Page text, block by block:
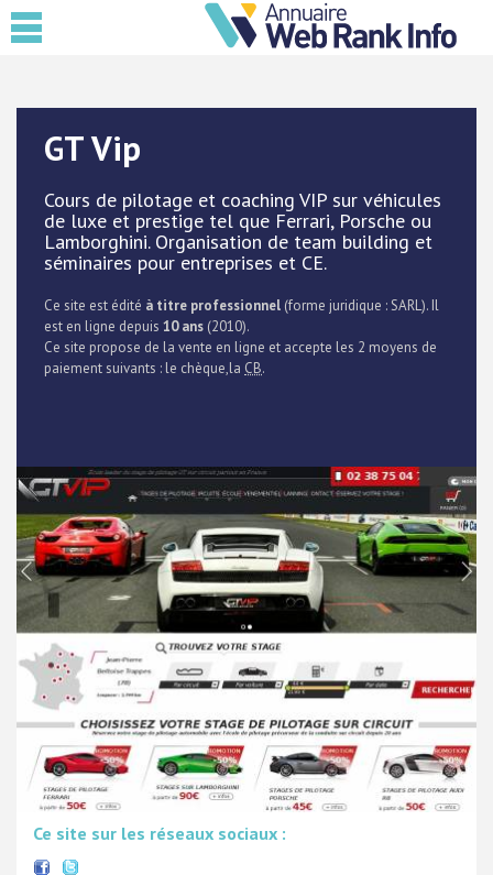
GT Vip
Cours de pilotage et coaching VIP sur véhicules
de luxe et prestige tel que Ferrari, Porsche ou
Lamborghini. Organisation de team building et
séminaires pour entreprises et CE.
Ce site est édité à titre professionnel (forme juridique : SARL). Il
est en ligne depuis 10 ans (2010).
Ce site propose de la vente en ligne et accepte les 2 moyens de
paiement suivants : le chèque,la CB.
Ce site sur les réseaux sociaux :